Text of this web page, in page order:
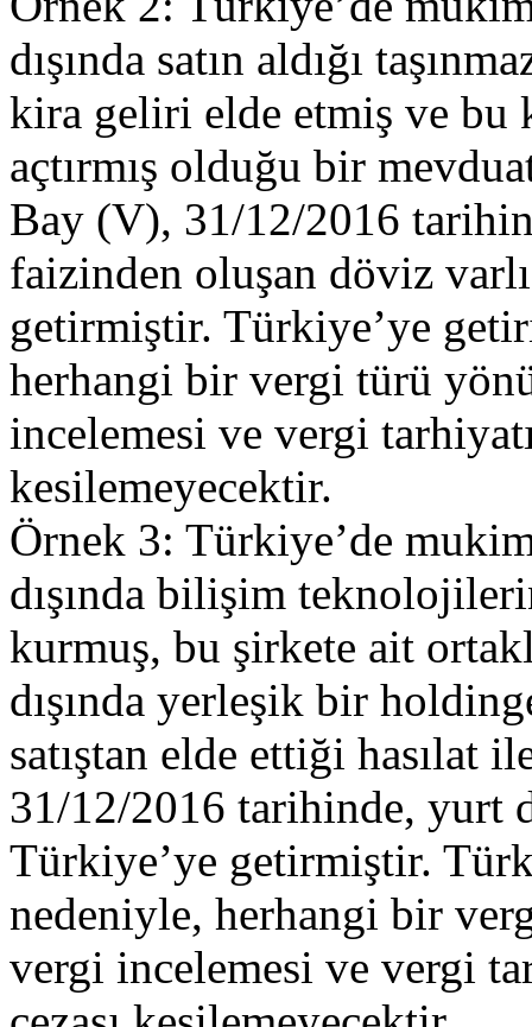
dışında satın aldığı
kira geliri elde etmiş ve bu
açtırmış olduğu bir
Bay (V), 31/12/2016
faizinden oluşan döviz
getirmiştir. Türkiye’ye
herhangi bir vergi türü
incelemesi ve vergi
kesilemeyecektir.
Örnek 3: Türkiye’de
dışında bilişim
kurmuş, bu şirkete ait
dışında yerleşik bir
satıştan elde ettiği hasılat
31/12/2016 tarihinde, yurt
Türkiye’ye getirmiştir.
nedeniyle, herhangi bir
vergi incelemesi ve vergi